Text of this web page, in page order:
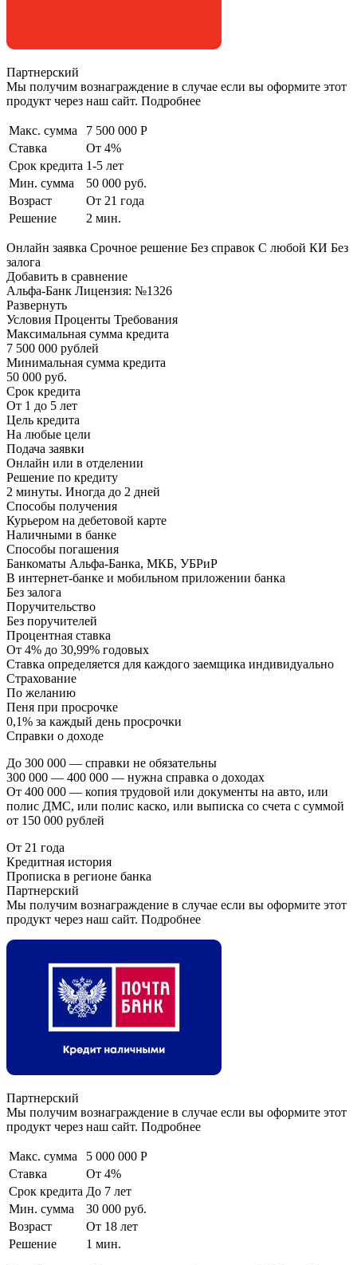
Партнерский
Мы получим вознаграждение в случае если вы оформите этот
продукт через наш сайт. Подробнее
Макс. сумма
7 500 000 Р
Ставка
От 4%
Срок кредита 1-5 лет
Мин. сумма
50 000 руб.
Возраст
От 21 года
Решение
2 мин.
Онлайн заявка Срочное решение Без справок С любой КИ Без
залога
Добавить в сравнение
Альфа-Банк Лицензия: №1326
Развернуть
Условия Проценты Требования
Максимальная сумма кредита
7 500 000 рублей
Минимальная сумма кредита
50 000 руб.
Срок кредита
От 1 до 5 лет
Цель кредита
На любые цели
Подача заявки
Онлайн или в отделении
Решение по кредиту
2 минуты. Иногда до 2 дней
Способы получения
Курьером на дебетовой карте
Наличными в банке
Способы погашения
Банкоматы Альфа-Банка, МКБ, УБРиР
В интернет-банке и мобильном приложении банка
Без залога
Поручительство
Без поручителей
Процентная ставка
От 4% до 30,99% годовых
Ставка определяется для каждого заемщика индивидуально
Страхование
По желанию
Пеня при просрочке
0,1% за каждый день просрочки
Справки о доходе
До 300 000 — справки не обязательны
300 000 — 400 000 — нужна справка о доходах
От 400 000 — копия трудовой или документы на авто, или
полис ДМС, или полис каско, или выписка со счета с суммой
от 150 000 рублей
От 21 года
Кредитная история
Прописка в регионе банка
Партнерский
Мы получим вознаграждение в случае если вы оформите этот
продукт через наш сайт. Подробнее
Партнерский
Мы получим вознаграждение в случае если вы оформите этот
продукт через наш сайт. Подробнее
Макс. сумма
5 000 000 Р
Ставка
От 4%
Срок кредита До 7 лет
Мин. сумма
30 000 руб.
Возраст
От 18 лет
Решение
1 мин.